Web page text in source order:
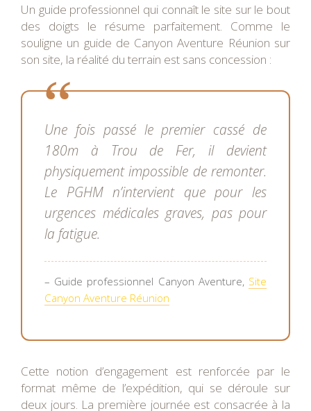
Un guide professionnel qui connaît le site sur le bout
des doigts le résume parfaitement. Comme le
souligne un guide de Canyon Aventure Réunion sur
son site, la réalité du terrain est sans concession :
Une fois passé le premier cassé de
180m à Trou de Fer, il devient
physiquement impossible de remonter.
Le PGHM n’intervient que pour les
urgences médicales graves, pas pour
la fatigue.
– Guide professionnel Canyon Aventure, Site
Canyon Aventure Réunion
Cette notion d’engagement est renforcée par le
format même de l’expédition, qui se déroule sur
deux jours. La première journée est consacrée à la